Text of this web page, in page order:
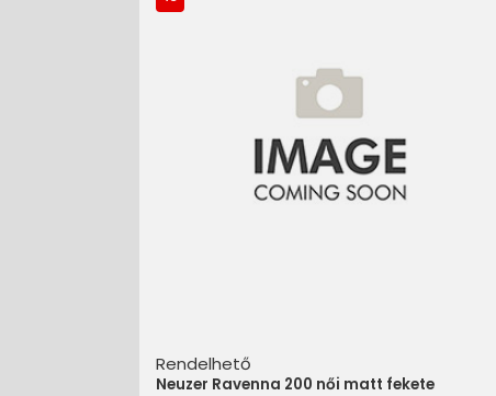
Rendelhető
Neuzer Ravenna 200 női matt fekete